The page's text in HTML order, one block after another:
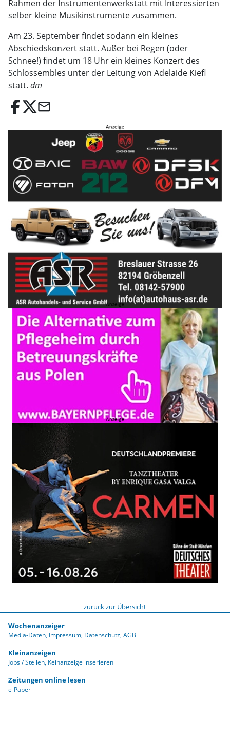
Rahmen der Instrumentenwerkstatt mit Interessierten
selber kleine Musikinstrumente zusammen.
Am 23. September findet sodann ein kleines
Abschiedskonzert statt. Außer bei Regen (oder
Schnee!) findet um 18 Uhr ein kleines Konzert des
Schlossembles unter der Leitung von Adelaide Kiefl
statt. dm
email
zurück zur Übersicht
Wochenanzeiger
Media-Daten Impressum Datenschutz AGB
Kleinanzeigen
Jobs / Stellen Keinanzeige inserieren
Zeitungen online lesen
e-Paper